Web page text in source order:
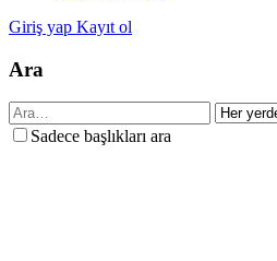
Giriş yap Kayıt ol
Ara
Sadece başlıkları ara